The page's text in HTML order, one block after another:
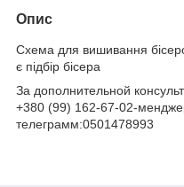
Опис
Схема для вишивання
є підбір бісера
За дополнительной
+380 (99) 162-67-02-
телеграмм:0501478993